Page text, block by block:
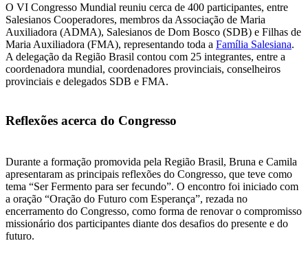
O VI Congresso Mundial reuniu cerca de 400 participantes, entre
Salesianos Cooperadores, membros da Associação de Maria
Auxiliadora (ADMA), Salesianos de Dom Bosco (SDB) e Filhas de
Maria Auxiliadora (FMA), representando toda a Família Salesiana.
A delegação da Região Brasil contou com 25 integrantes, entre a
coordenadora mundial, coordenadores provinciais, conselheiros
provinciais e delegados SDB e FMA.
Reflexões acerca do Congresso
Durante a formação promovida pela Região Brasil, Bruna e Camila
apresentaram as principais reflexões do Congresso, que teve como
tema “Ser Fermento para ser fecundo”. O encontro foi iniciado com
a oração “Oração do Futuro com Esperança”, rezada no
encerramento do Congresso, como forma de renovar o compromisso
missionário dos participantes diante dos desafios do presente e do
futuro.